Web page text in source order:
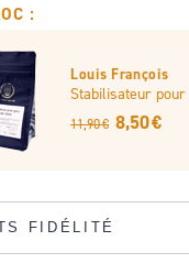
:
Louis François
Stabilisateur pour
11,90 € 8,50 €
FIDÉLITÉ